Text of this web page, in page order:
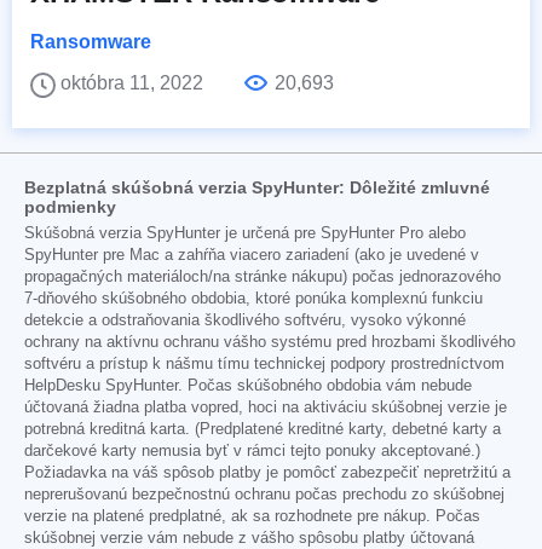
Ransomware
októbra 11, 2022
20,693
Bezplatná skúšobná verzia SpyHunter: Dôležité zmluvné
podmienky
Skúšobná verzia SpyHunter je určená pre SpyHunter Pro alebo
SpyHunter pre Mac a zahŕňa viacero zariadení (ako je uvedené v
propagačných materiáloch/na stránke nákupu) počas jednorazového
7-dňového skúšobného obdobia, ktoré ponúka komplexnú funkciu
detekcie a odstraňovania škodlivého softvéru, vysoko výkonné
ochrany na aktívnu ochranu vášho systému pred hrozbami škodlivého
softvéru a prístup k nášmu tímu technickej podpory prostredníctvom
HelpDesku SpyHunter. Počas skúšobného obdobia vám nebude
účtovaná žiadna platba vopred, hoci na aktiváciu skúšobnej verzie je
potrebná kreditná karta. (Predplatené kreditné karty, debetné karty a
darčekové karty nemusia byť v rámci tejto ponuky akceptované.)
Požiadavka na váš spôsob platby je pomôcť zabezpečiť nepretržitú a
neprerušovanú bezpečnostnú ochranu počas prechodu zo skúšobnej
verzie na platené predplatné, ak sa rozhodnete pre nákup. Počas
skúšobnej verzie vám nebude z vášho spôsobu platby účtovaná